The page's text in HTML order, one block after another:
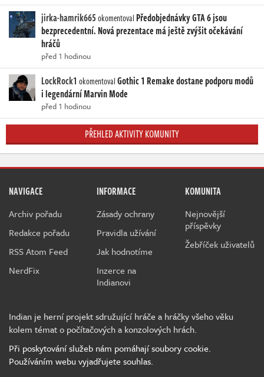
jirka-hamrik665okomentoval Předobjednávky GTA 6 jsou
bezprecedentní. Nová prezentace má ještě zvýšit očekávání
hráčů
před 1 hodinou
LockRock1 okomentovalGothic 1 Remake dostane podporu modů
i legendární Marvin Mode
před 1 hodinou
PŘEHLED AKTIVITY KOMUNITY
NAVIGACE
Archiv pořadu
Redakce pořadu
RSS Atom Feed
NerdFix
INFORMACE
Zásady ochrany
Pravidla užívání
Jak hodnotíme
Inzerce na
Indianovi
KOMUNITA
Nejnovější
příspěvky
Žebříček uživatelů
Indian je herní projekt sdružující hráče a hráčky všeho věku
kolem témat o počítačových a konzolových hrách.
Při poskytování služeb nám pomáhají soubory cookie.
Používáním webu vyjadřujete souhlas.